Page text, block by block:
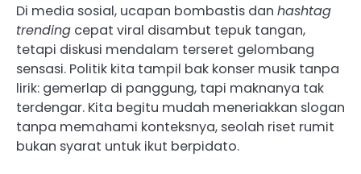
Di media sosial, ucapan bombastis dan hashtag
trending cepat viral disambut tepuk tangan,
tetapi diskusi mendalam terseret gelombang
sensasi. Politik kita tampil bak konser musik tanpa
lirik: gemerlap di panggung, tapi maknanya tak
terdengar. Kita begitu mudah meneriakkan slogan
tanpa memahami konteksnya, seolah riset rumit
bukan syarat untuk ikut berpidato.